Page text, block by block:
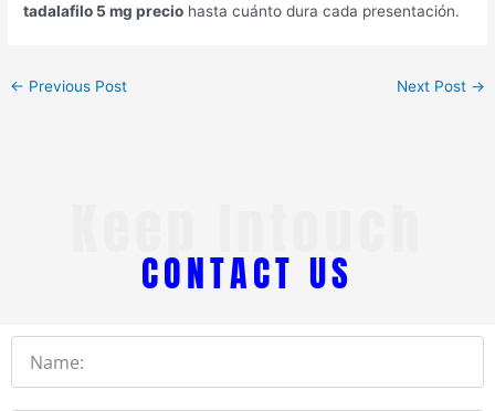
tadalafilo 5 mg precio hasta cuánto dura cada presentación.
← Previous Post Next Post →
CONTACT US